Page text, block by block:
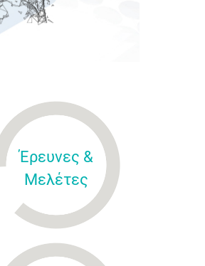
Έρευνες &
Μελέτες